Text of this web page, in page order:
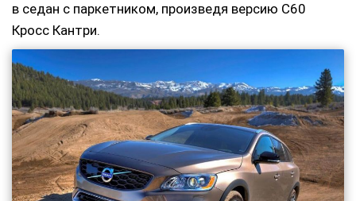
в седан с паркетником, произведя версию С60
Кросс Кантри.